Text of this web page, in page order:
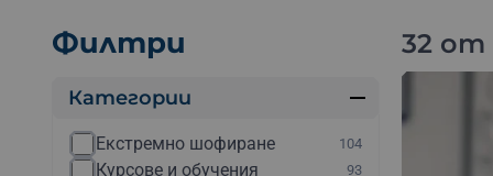
Ако е
приключението заедно с него и да добавиш капка
разходка с яхта
полет с балон
преход в планината
разходка с кон
Филтри
Категории
Екстремно шофиране 104
Курсове и обучения 93
32 от